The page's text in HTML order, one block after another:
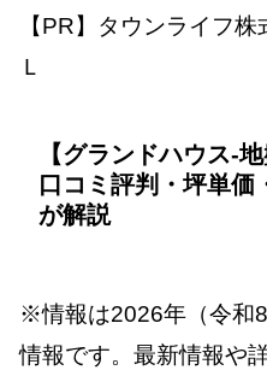
【PR】タウンライフ
Ｌ
【グランドハウス-
口コミ評判・坪単価
が解説
※情報は2026年（令和
情報です。最新情報や